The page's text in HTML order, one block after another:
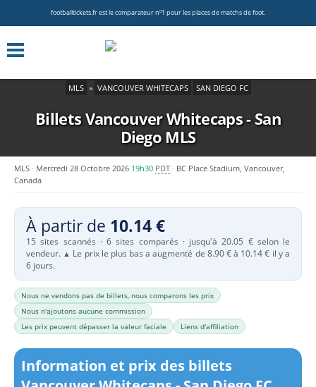
footballtickets.fr est le comparateur nº1 pour les places de matchs de foot.
MLS » VANCOUVER WHITECAPS SAN DIEGO FC
Billets Vancouver Whitecaps - San
DiegoMLS
MLS Mercredi 28 Octobre 2026 19h30 PDT
BC Place Stadium, Vancouver,
Canada
À partir de 10.14 €
15 sites scannés · 6 sites comparés · jusqu'à 20.05 € selon le
vendeur. ▲ Le prix le plus bas a augmenté de 8.90 € à 10.14 € il y a
6 jours.
Nous ne vendons pas de billets, nous comparons les prix
Nous n'ajoutons aucune commission
Les prix peuvent dépasser la valeur faciale
Liens d'affiliation
Information et prix des billets